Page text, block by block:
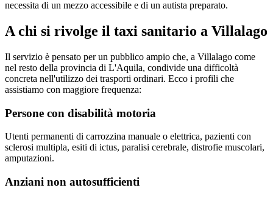
necessita di un mezzo accessibile e di un autista preparato.
A chi si rivolge il taxi sanitario a Villalago
Il servizio è pensato per un pubblico ampio che, a Villalago come
nel resto della provincia di L'Aquila, condivide una difficoltà
concreta nell'utilizzo dei trasporti ordinari. Ecco i profili che
assistiamo con maggiore frequenza:
Persone con disabilità motoria
Utenti permanenti di carrozzina manuale o elettrica, pazienti con
sclerosi multipla, esiti di ictus, paralisi cerebrale, distrofie muscolari,
amputazioni.
Anziani non autosufficienti